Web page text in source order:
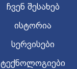
ჩვენ შესახებ
ისტორია
სერვისები
ტექნოლოგიები